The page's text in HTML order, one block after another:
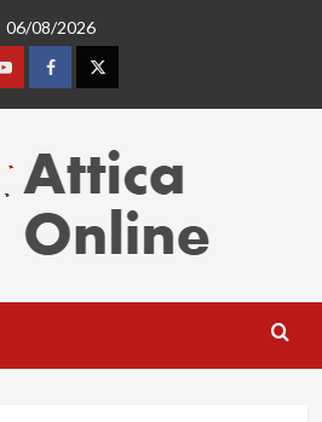
06/08/2026
YoutubeFacebookTwitter